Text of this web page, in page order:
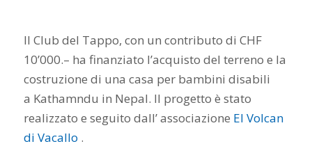
Il Club del Tappo, con un contributo di CHF
10’000.– ha finanziato l’acquisto del terreno e la
costruzione di una casa per bambini disabili
a Kathamndu in Nepal. Il progetto è stato
realizzato e seguito dall’ associazione El Volcan
di Vacallo .